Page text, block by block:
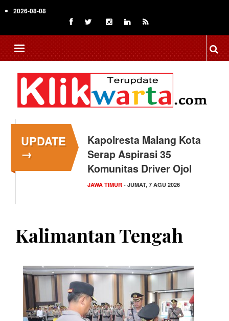
to
content
2026-08-08
UPDATE
→
Kapolresta Malang Kota
Serap Aspirasi 35
Komunitas Driver Ojol
JAWA TIMUR - JUMAT, 7 AGU 2026
Kalimantan Tengah